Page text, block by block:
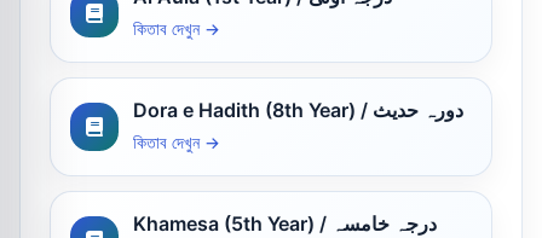
কিতাব দেখুন →
Dora e Hadith (8th Year) / دورہ حدیث
কিতাব দেখুন →
Khamesa (5th Year) / درجہ خامسہ